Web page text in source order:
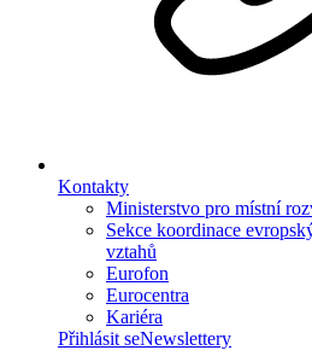
Kontakty
Ministerstvo pro místní
Sekce koordinace
vztahů
Eurofon
Eurocentra
Kariéra
Přihlásit seNewslettery